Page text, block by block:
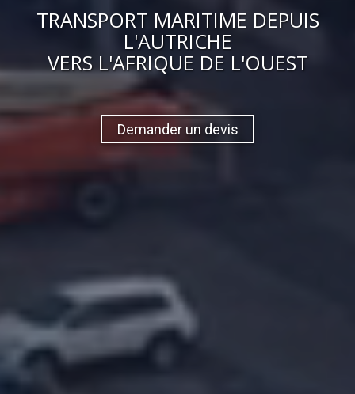
TRANSPORT MARITIME DEPUIS
L'AUTRICHE
VERS L'AFRIQUE DE L'OUEST
Demander un devis